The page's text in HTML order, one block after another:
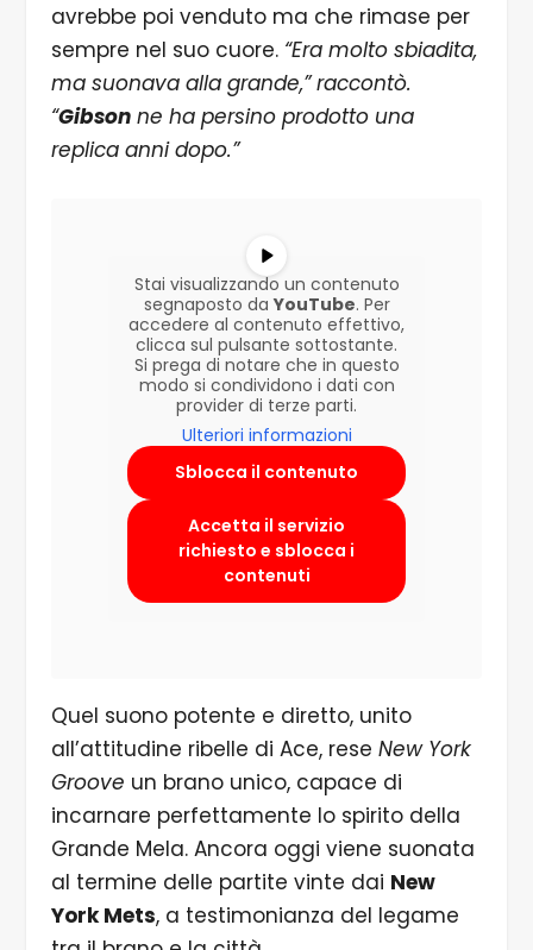
avrebbe poi venduto ma che rimase per
sempre nel suo cuore. “Era molto sbiadita,
ma suonava alla grande,” raccontò.
“Gibsonne ha persino prodotto una
replica anni dopo.”
Stai visualizzando un contenuto
segnaposto daYouTube. Per
accedere al contenuto effettivo,
clicca sul pulsante sottostante.
Si prega di notare che in questo
modo si condividono i dati con
provider di terze parti.
Ulteriori informazioni
Sblocca il contenuto
Accetta il servizio
richiesto e sblocca i
contenuti
Quel suono potente e diretto, unito
all’attitudine ribelle di Ace, rese New York
Groove un brano unico, capace di
incarnare perfettamente lo spirito della
Grande Mela. Ancora oggi viene suonata
al termine delle partite vinte dai New
York Mets, a testimonianza del legame